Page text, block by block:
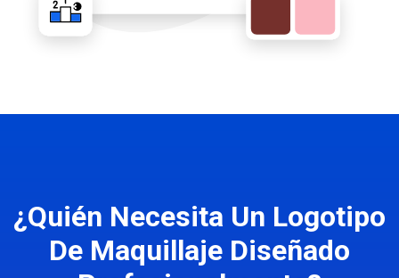
¿Quién Necesita Un Logotipo
De Maquillaje Diseñado